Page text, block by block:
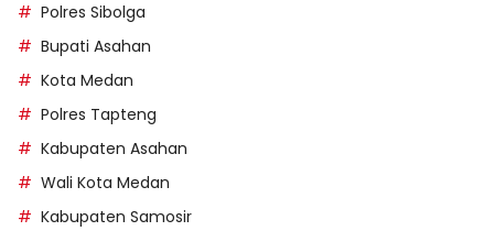
Polres Sibolga
Bupati Asahan
Kota Medan
Polres Tapteng
Kabupaten Asahan
Wali Kota Medan
Kabupaten Samosir